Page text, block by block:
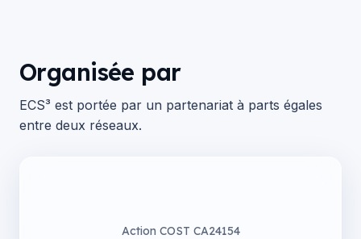
Organisée par
ECS³ est portée par un partenariat à parts égales
entre deux réseaux.
Action COST CA24154